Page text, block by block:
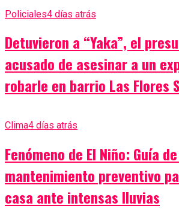
Policiales4 días atrás
Detuvieron a “Yaka”, el
acusado de asesinar a un
robarle en barrio Las Flores
Clima4 días atrás
Fenómeno de El Niño: Guía
mantenimiento preventivo
casa ante intensas lluvias